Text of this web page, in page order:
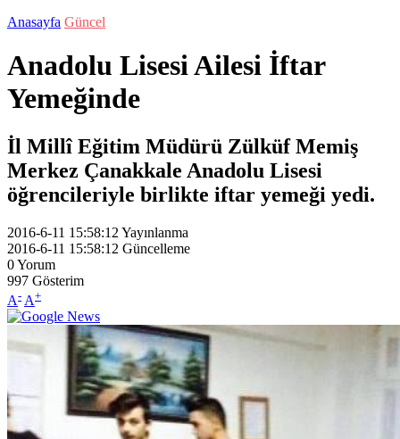
Anasayfa Güncel
Anadolu Lisesi Ailesi İftar
Yemeğinde
İl Millî Eğitim Müdürü Zülküf Memiş
Merkez Çanakkale Anadolu Lisesi
öğrencileriyle birlikte iftar yemeği yedi.
2016-6-11 15:58:12 Yayınlanma
2016-6-11 15:58:12 Güncelleme
0Yorum
997 Gösterim
A- A+